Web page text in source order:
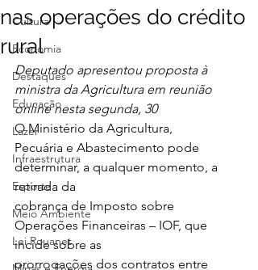
Cultura
Economia
Destaques
Educação
Lazer
Infraestrutura
Esporte
Meio Ambiente
Lei Rouanet
nas operações do crédito
rural
Deputado apresentou proposta à
ministra da Agricultura em reunião
online nesta segunda, 30
O Ministério da Agricultura,
Pecuária e Abastecimento pode
determinar, a qualquer momento, a
retirada da
cobrança de Imposto sobre
Operações Financeiras – IOF, que
incide sobre as
prorrogações dos contratos entre